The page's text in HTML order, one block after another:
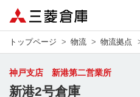
トップページ 物流 物流拠点
神戸支店 新港第二営業所
新港2号倉庫